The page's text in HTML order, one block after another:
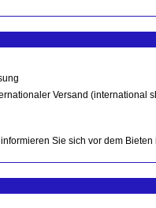
Versand (international
Sie sich vor dem